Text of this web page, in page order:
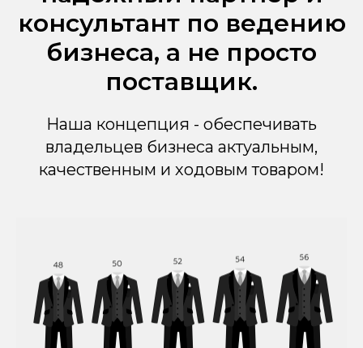
консультант по ведению
бизнеса, а не просто
поставщик.
Наша концепция - обеспечивать
владельцев бизнеса актуальным,
качественным и ходовым товаром!